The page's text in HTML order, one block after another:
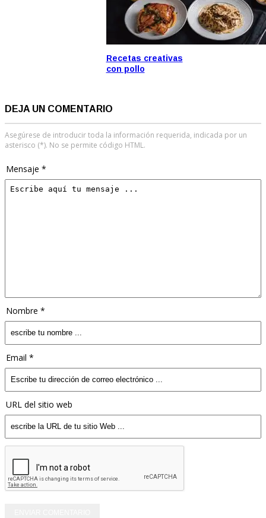
Recetas creativas
con pollo
DEJA UN COMENTARIO
Asegúrese de introducir toda la información requerida, indicada por un
asterisco (*). No se permite código HTML.
Mensaje *
Nombre *
Email *
URL del sitio web